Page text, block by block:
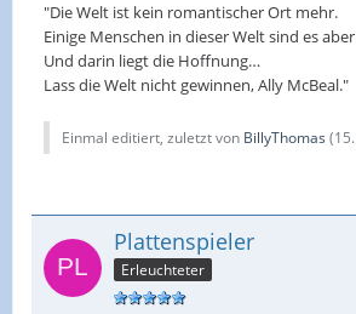
"Die Welt ist kein romantischer Ort mehr.
Einige Menschen in dieser Welt sind es
Und darin liegt die Hoffnung…
Lass die Welt nicht gewinnen, Ally McBeal."
Einmal editiert, zuletzt von BillyThomas (
Plattenspieler
Erleuchteter